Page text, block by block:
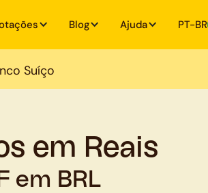
Blog Ajuda PT-BR
Suíço
em Reais
em BRL